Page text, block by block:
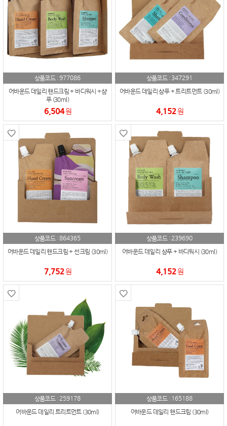
상품코드 :977086
어바운드 데일리 핸드크림 + 바디워시 +샴
푸 (30ml)
6,504원
상품코드 : 347291
어바운드 데일리 샴푸 + 트리트먼트 (30ml)
4,152원
상품코드 :864365
어바운드 데일리 핸드크림 + 선크림 (30ml)
7,752원
상품코드 :239690
어바운드 데일리 샴푸 + 바디워시 (30ml)
4,152원
상품코드 :259178
어바운드 데일리 트리트먼트 (30ml)
상품코드 : 165188
어바운드 데일리 핸드크림 (30ml)